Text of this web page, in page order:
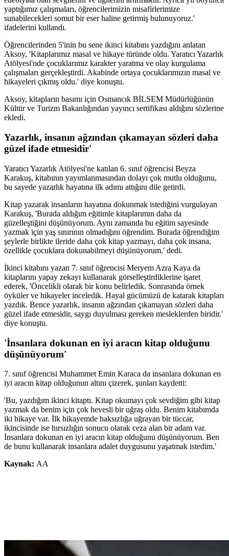
yaptığımız çalışmaları, öğrencilerimizin misafirlerimize
sunabilecekleri somut bir eser haline getirmiş bulunuyoruz.'
ifadelerini kullandı.
Öğrencilerinden 5'inin bu sene ikinci kitabını yazdığını anlatan
Aksoy, 'Kitaplarımız masal ve hikaye türünde oldu. Yaratıcı Yazarlık
Atölyesi'nde çocuklarımız karakter yaratma ve olay kurgulama
çalışmaları gerçekleştirdi. Akabinde ortaya çocuklarımızın masal ve
hikayeleri çıkmış oldu.' diye konuştu.
Aksoy, kitapların basımı için Osmancık BİLSEM Müdürlüğünün
Kültür ve Turizm Bakanlığından yayıncı sertifikası aldığını sözlerine
ekledi.
Yazarlık, insanın ağzından çıkamayan sözleri daha
güzel ifade etmesidir'
Yaratıcı Yazarlık Atölyesi'ne katılan 6. sınıf öğrencisi Beyza
Karakuş, kitabının yayımlanmasından dolayı çok mutlu olduğunu,
bu sayede yazarlık hayatına ilk adımı attığını dile getirdi.
Kitap yazarak insanların hayatına dokunmak istediğini vurgulayan
Karakuş, 'Burada aldığım eğitimle kitaplarımın daha da
güzelleştiğini düşünüyorum. Aynı zamanda bu eğitim sayesinde
yazmak için yaş sınırının olmadığını öğrendim. Burada öğrendiğim
şeylerle birlikte ileride daha çok kitap yazmayı, daha çok insana,
özellikle çocuklara dokunabilmeyi düşünüyorum.' dedi.
İkinci kitabını yazan 7. sınıf öğrencisi Meryem Azra Kaya da
kitaplarını yapay zekayı kullanarak görselleştirdiklerine işaret
ederek, 'Öncelikli olarak bir konu belirledik. Sonrasında örnek
öyküler ve hikayeler inceledik. Hayal gücümüzü de katarak kitapları
yazdık. Bence yazarlık, insanın ağzından çıkamayan sözleri daha
güzel ifade etmesidir, saygı duyulması gereken mesleklerden biridir.'
diye konuştu.
'İnsanlara dokunan en iyi aracın kitap olduğunu
düşünüyorum'
7. sınıf öğrencisi Muhammet Emin Karaca da insanlara dokunan en
iyi aracın kitap olduğunun altını çizerek, şunları kaydetti:
'Bu, yazdığım ikinci kitaptı. Kitap okumayı çok sevdiğim gibi kitap
yazmak da benim için çok hevesli bir uğraş oldu. Benim kitabımda
iki hikaye var. İlk hikayemde haksızlığa uğrayan bir tüccar,
ikincisinde ise hırsızlığın sonucu olarak ceza alan bir adam var.
İnsanlara dokunan en iyi aracın kitap olduğunu düşünüyorum. Ben
de bunu kullanarak insanlara adalet duygusunu yaşatmak istedim.'
Kaynak: AA